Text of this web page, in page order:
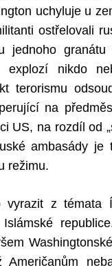
uchyluje u
ostřelovali
jednoho
explozí nikdo
terorismu
na
US, na rozdíl od
ambasády
režimu.
z témata